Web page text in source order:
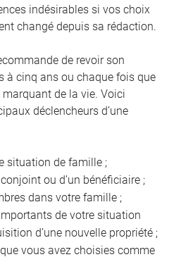
indésirables si vos choix
changé depuis sa rédaction.
de revoir son
à cinq ans ou chaque fois que
de la vie. Voici
déclencheurs d’une
situation de famille ;
ou d’un bénéficiaire ;
dans votre famille ;
de votre situation
d’une nouvelle propriété ;
vous avez choisies comme